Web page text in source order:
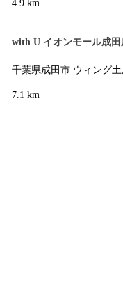
4.9 km
with U イオンモール成田
千葉県成田市 ウィング
7.1 km